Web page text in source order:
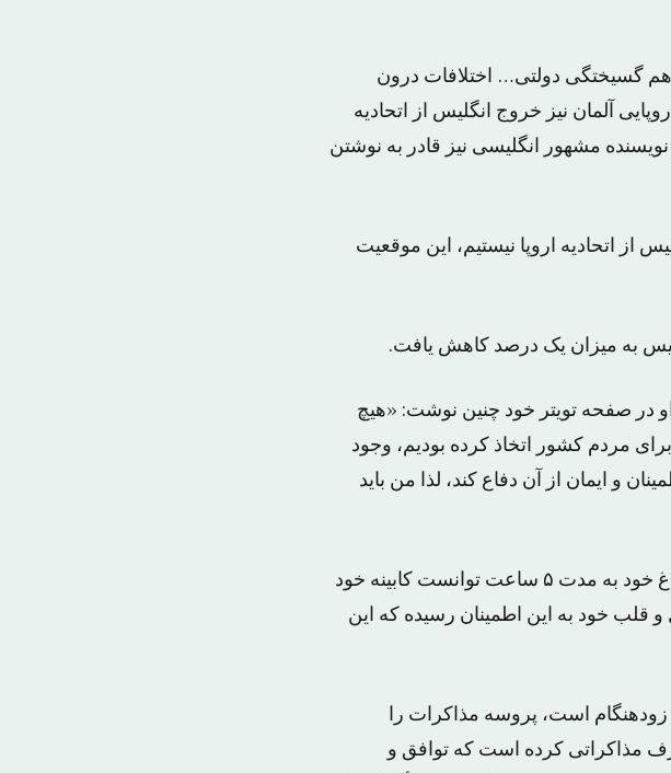
گسیختگی دولتی… اختلافات درون
آلمان نیز خروج انگلیس از اتحادیه
مشهور انگلیسی نیز قادر به نوشتن
اتحادیه اروپا نیستیم، این موقعیت
به میزان یک درصد کاهش یافت.
در صفحه تویتر خود چنین نوشت: «هیچ
مردم کشور اتخاذ کرده بودیم، وجود
و ایمان از آن دفاع کند، لذا من باید
روزنامه «تایمز» روز پنج‌شنبه نوشت: «ترزا می با بحث‌های داغ خود به مدت ۵ ساعت توانست کابینه خود
و قلب خود به این اطمینان رسیده که این
است، پروسه مذاکرات را
مذاکراتی کرده است که توافق و